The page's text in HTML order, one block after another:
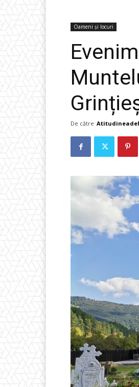
Oameni și locuri
De către